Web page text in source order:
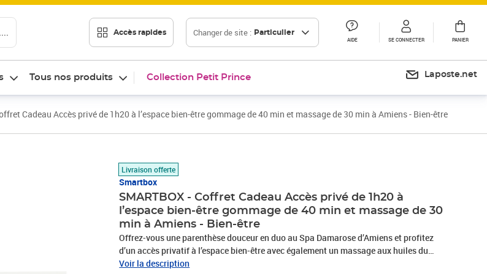
Accès rapides Changer de site : Particulier
AIDE SE CONNECTER PANIER
Tous nos produits Collection Petit Prince Laposte.net
Cadeau Accès privé de 1h20 à l’espace bien-être gommage de 40 min et massage de 30 min à Amiens - Bien-être
Livraison offerte
Smartbox
SMARTBOX - Coffret Cadeau Accès privé de 1h20 à
l’espace bien-être gommage de 40 min et massage de 30
min à Amiens - Bien-être
Offrez-vous une parenthèse douceur en duo au Spa Damarose d’Amiens et profitez
d’un accès privatif à l’espace bien-être avec également un massage aux huiles du
corps de 30 minutes et un gommage au savon noir de 40 minutes. Vous aurez aussi le
Voir la description
Prix 199,90€